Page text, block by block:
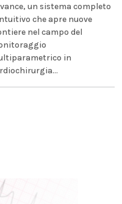
un sistema completo
che apre nuove
nel campo del
in